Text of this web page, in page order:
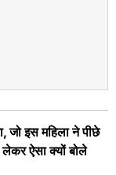
जो इस महिला ने पीछे
लेकर ऐसा क्यों बोले